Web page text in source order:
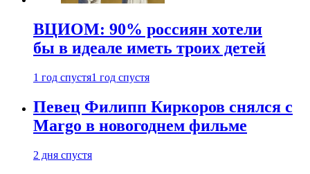
ВЦИОМ: 90% россиян хотели
бы в идеале иметь троих детей
1 год спустя1 год спустя
Певец Филипп Киркоров снялся с
Margo в новогоднем фильме
2 дня спустя